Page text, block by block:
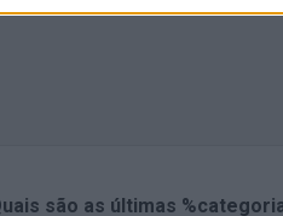
são as últimas